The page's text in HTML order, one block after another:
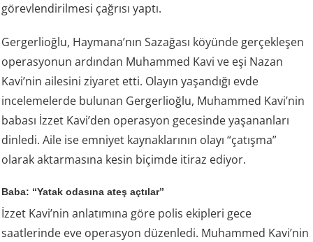
görevlendirilmesi çağrısı yaptı.
Gergerlioğlu, Haymana’nın Sazağası köyünde gerçekleşen
operasyonun ardından Muhammed Kavi ve eşi Nazan
Kavi’nin ailesini ziyaret etti. Olayın yaşandığı evde
incelemelerde bulunan Gergerlioğlu, Muhammed Kavi’nin
babası İzzet Kavi’den operasyon gecesinde yaşananları
dinledi. Aile ise emniyet kaynaklarının olayı “çatışma”
olarak aktarmasına kesin biçimde itiraz ediyor.
Baba: “Yatak odasına ateş açtılar”
İzzet Kavi’nin anlatımına göre polis ekipleri gece
saatlerinde eve operasyon düzenledi. Muhammed Kavi’nin